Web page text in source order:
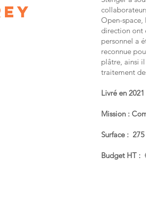
Open-space,
direction ont
personnel a
reconnue
plâtre, ainsi
traitement
Livré en 2021
Mission :
Surface : 275
Budget HT :